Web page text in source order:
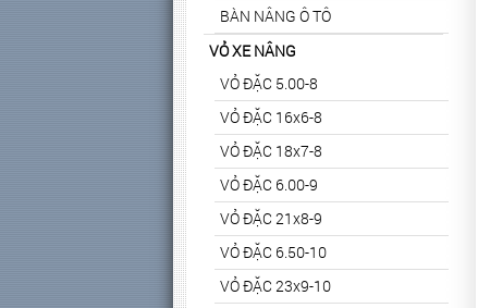
BÀN NÂNG Ô TÔ
VỎ XE NÂNG
VỎ ĐẶC 5.00-8
VỎ ĐẶC 16x6-8
VỎ ĐẶC 18x7-8
VỎ ĐẶC 6.00-9
VỎ ĐẶC 21x8-9
VỎ ĐẶC 6.50-10
VỎ ĐẶC 23x9-10